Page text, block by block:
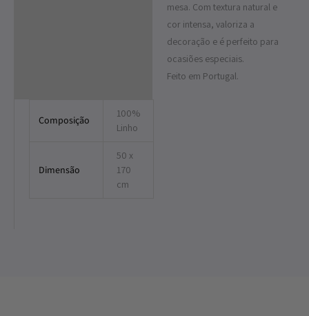
mesa. Com textura natural e
cor intensa, valoriza a
decoração e é perfeito para
ocasiões especiais.
Feito em Portugal.
Composição
100%
Linho
Dimensão
50 x
170
cm